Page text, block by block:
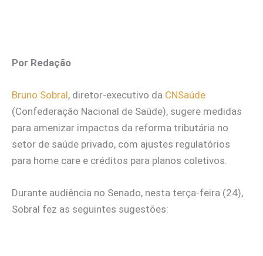
Por Redação
Bruno Sobral, diretor-executivo da CNSaúde
(Confederação Nacional de Saúde), sugere medidas
para amenizar impactos da reforma tributária no
setor de saúde privado, com ajustes regulatórios
para home care e créditos para planos coletivos.
Durante audiência no Senado, nesta terça-feira (24),
Sobral fez as seguintes sugestões: